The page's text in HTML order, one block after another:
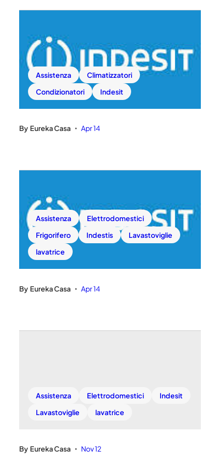
Assistenza
Climatizzatori
Condizionatori
Indesit
By Eureka Casa • Apr 14
Assistenza
Elettrodomestici
Frigorifero
Indestis
Lavastoviglie
lavatrice
By Eureka Casa • Apr 14
Assistenza Elettrodomestici
Indesit
Lavastoviglie
lavatrice
By Eureka Casa • Nov 12